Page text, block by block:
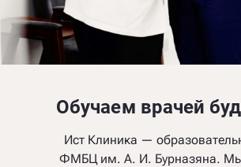
Обучаем врачей
Ист Клиника —
ФМБЦ им. А. И. Бурназяна.